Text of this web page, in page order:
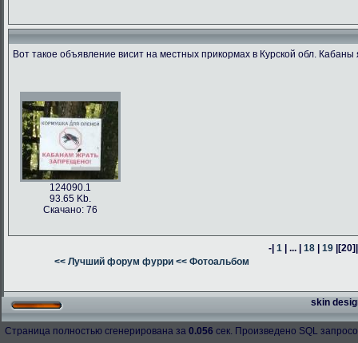
h-98176
76.47 Kb.
Скачано: 63
h-98171
187.62 Kb.
Скачано: 66
h-98160
h-98164
Вот такое объявление висит на местных прикормах в Курской обл.
124090.1
93.65 Kb.
Скачано: 76
-| 1 | ... | 18 | 19 |[20]
<< Лучший форум фурри << Фотоальбом
skin
Страница полностью сгенерирована за 0.056 сек. Произведено SQL